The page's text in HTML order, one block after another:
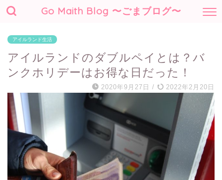
Go Maith Blog 〜ごまブログ〜
アイルランド生活
アイルランドのダブルペイとは？バ
ンクホリデーはお得な日だった！
2020年9月27日 / 2022年2月20日